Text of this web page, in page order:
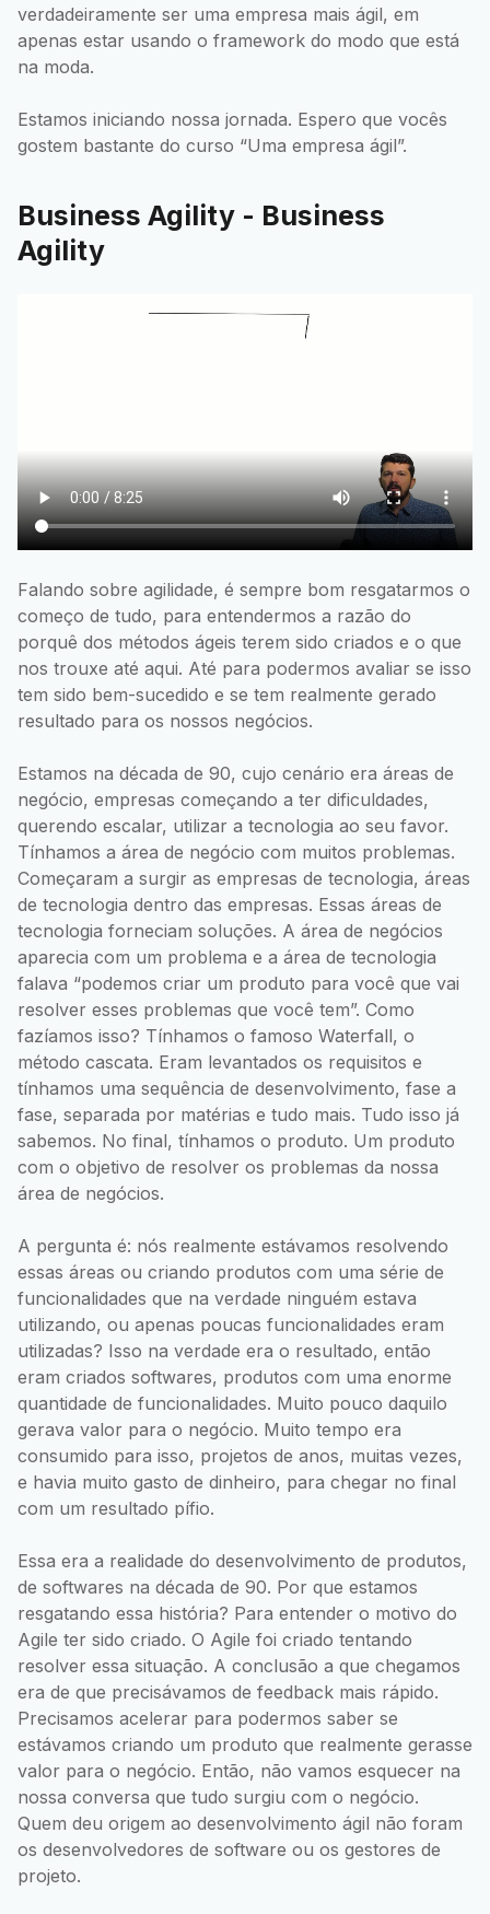
verdadeiramente ser uma empresa mais ágil, em
apenas estar usando o framework do modo que está
na moda.
Estamos iniciando nossa jornada. Espero que vocês
gostem bastante do curso “Uma empresa ágil”.
Business Agility - Business
Agility
Falando sobre agilidade, é sempre bom resgatarmos o
começo de tudo, para entendermos a razão do
porquê dos métodos ágeis terem sido criados e o que
nos trouxe até aqui. Até para podermos avaliar se isso
tem sido bem-sucedido e se tem realmente gerado
resultado para os nossos negócios.
Estamos na década de 90, cujo cenário era áreas de
negócio, empresas começando a ter dificuldades,
querendo escalar, utilizar a tecnologia ao seu favor.
Tínhamos a área de negócio com muitos problemas.
Começaram a surgir as empresas de tecnologia, áreas
de tecnologia dentro das empresas. Essas áreas de
tecnologia forneciam soluções. A área de negócios
aparecia com um problema e a área de tecnologia
falava “podemos criar um produto para você que vai
resolver esses problemas que você tem”. Como
fazíamos isso? Tínhamos o famoso Waterfall, o
método cascata. Eram levantados os requisitos e
tínhamos uma sequência de desenvolvimento, fase a
fase, separada por matérias e tudo mais. Tudo isso já
sabemos. No final, tínhamos o produto. Um produto
com o objetivo de resolver os problemas da nossa
área de negócios.
A pergunta é: nós realmente estávamos resolvendo
essas áreas ou criando produtos com uma série de
funcionalidades que na verdade ninguém estava
utilizando, ou apenas poucas funcionalidades eram
utilizadas? Isso na verdade era o resultado, então
eram criados softwares, produtos com uma enorme
quantidade de funcionalidades. Muito pouco daquilo
gerava valor para o negócio. Muito tempo era
consumido para isso, projetos de anos, muitas vezes,
e havia muito gasto de dinheiro, para chegar no final
com um resultado pífio.
Essa era a realidade do desenvolvimento de produtos,
de softwares na década de 90. Por que estamos
resgatando essa história? Para entender o motivo do
Agile ter sido criado. O Agile foi criado tentando
resolver essa situação. A conclusão a que chegamos
era de que precisávamos de feedback mais rápido.
Precisamos acelerar para podermos saber se
estávamos criando um produto que realmente gerasse
valor para o negócio. Então, não vamos esquecer na
nossa conversa que tudo surgiu com o negócio.
Quem deu origem ao desenvolvimento ágil não foram
os desenvolvedores de software ou os gestores de
projeto.